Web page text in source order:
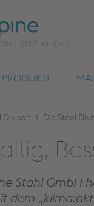
PRODUKTE
Divison Die Steel
Stahl GmbH
dem